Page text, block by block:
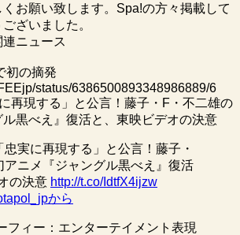
お願い致します。Spa!の方々掲載して
ざいました。
ニュース
初の摘発
status/6386500893348986889/6
再現する」と公言！藤子・F・不二雄の
黒べえ』復活と、東映ビデオの決意
忠実に再現する」と公言！藤子・
アニメ『ジャングル黒べえ』復活
の決意 http://t.co/IdtfX4ijzw
から
ィー：エンターテイメント表現